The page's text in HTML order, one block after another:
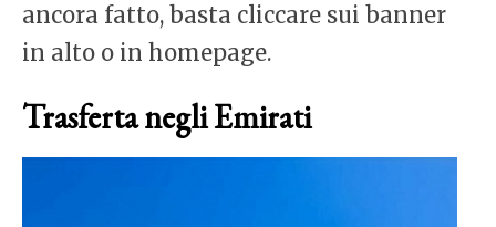
ancora fatto, basta cliccare sui banner
in alto o in homepage.
Trasferta negli Emirati